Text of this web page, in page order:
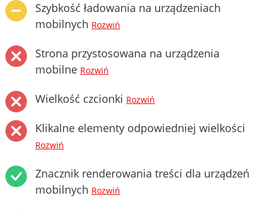
Szybkość ładowania na urządzeniach
mobilnych Rozwiń
Strona przystosowana na urządzenia
mobilne Rozwiń
Wielkość czcionki Rozwiń
Klikalne elementy odpowiedniej wielkości
Rozwiń
Znacznik renderowania treści dla urządzeń
mobilnych Rozwiń